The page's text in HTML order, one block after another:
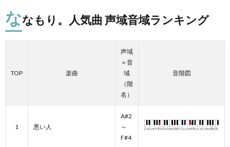
ななもり。人気曲 声域音域ランキング
TOP 楽曲
声域
＝音
域
（階
名）
音階図
1 悪い人
A#2
～
F#4